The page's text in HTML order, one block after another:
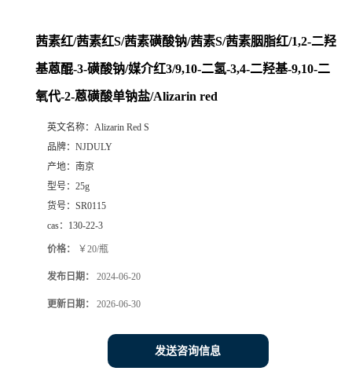
茜素红/茜素红S/茜素磺酸钠/茜素S/茜素胭脂红/1,2-二羟
基蒽醌-3-磺酸钠/媒介红3/9,10-二氢-3,4-二羟基-9,10-二
氧代-2-蒽磺酸单钠盐/Alizarin red
英文名称： Alizarin Red S
品牌： NJDULY
产地： 南京
型号： 25g
货号： SR0115
cas： 130-22-3
价格： ￥20/瓶
发布日期： 2024-06-20
更新日期： 2026-06-30
发送咨询信息